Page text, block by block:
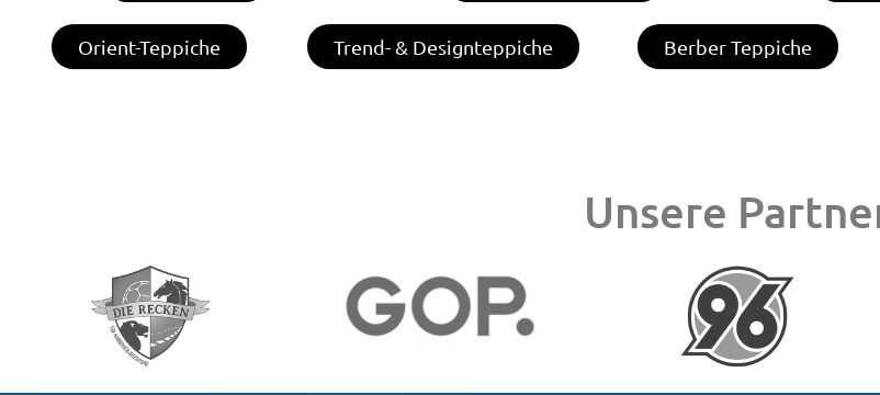
Orient-Teppiche Trend- & Designteppiche Berber Teppiche
Unsere